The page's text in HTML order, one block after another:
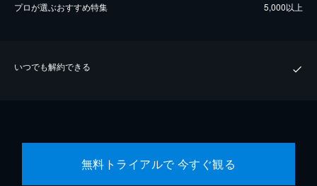
プロが選ぶおすすめ特集 5,000以上
いつでも解約できる
無料トライアルで 今すぐ観る